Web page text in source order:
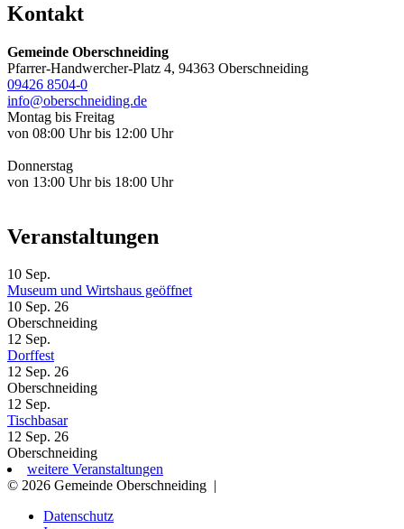
Kontakt
Gemeinde Oberschneiding
Pfarrer-Handwercher-Platz 4, 94363 Oberschneiding
09426 8504-0
info@oberschneiding.de
Montag bis Freitag
von 08:00 Uhr bis 12:00 Uhr
Donnerstag
von 13:00 Uhr bis 18:00 Uhr
Veranstaltungen
10 Sep.
Museum und Wirtshaus geöffnet
10 Sep. 26
Oberschneiding
12 Sep.
Dorffest
12 Sep. 26
Oberschneiding
12 Sep.
Tischbasar
12 Sep. 26
Oberschneiding
weitere Veranstaltungen
© 2026 Gemeinde Oberschneiding |
Datenschutz